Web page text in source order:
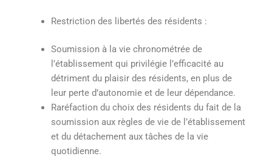
Restriction des libertés des résidents :
Soumission à la vie chronométrée de
l’établissement qui privilégie l’efficacité au
détriment du plaisir des résidents, en plus de
leur perte d’autonomie et de leur dépendance.
Raréfaction du choix des résidents du fait de la
soumission aux règles de vie de l’établissement
et du détachement aux tâches de la vie
quotidienne.